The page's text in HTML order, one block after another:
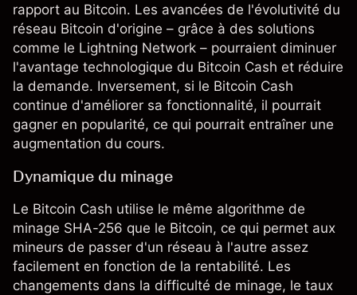
rapport au Bitcoin. Les avancées de l'évolutivité du
réseau Bitcoin d'origine – grâce à des solutions
comme le Lightning Network – pourraient diminuer
l'avantage technologique du Bitcoin Cash et réduire
la demande. Inversement, si le Bitcoin Cash
continue d'améliorer sa fonctionnalité, il pourrait
gagner en popularité, ce qui pourrait entraîner une
augmentation du cours.
Dynamique du minage
Le Bitcoin Cash utilise le même algorithme de
minage SHA-256 que le Bitcoin, ce qui permet aux
mineurs de passer d'un réseau à l'autre assez
facilement en fonction de la rentabilité. Les
changements dans la difficulté de minage, le taux